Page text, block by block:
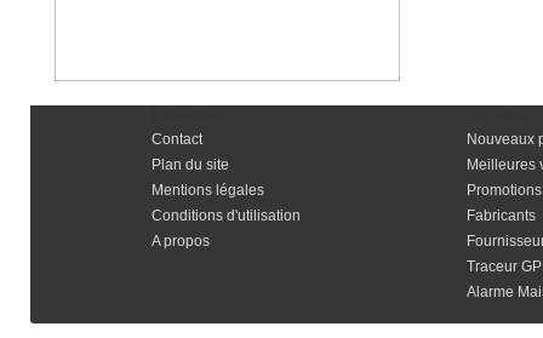
Contact
Plan du site
Mentions légales
Conditions d'utilisation
A propos
Nouveaux
Meilleures
Promotions
Fabricants
Traceur
Alarme